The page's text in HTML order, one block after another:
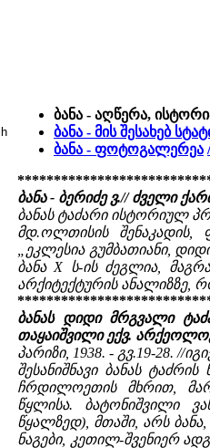
ბანა - აღწერა,
ბანა - მის შესახებ
ბანა - ფოტოგალერეა
ბანა - ბერიძე ვ.// ძველი
ბანას ტაძარი ისტორიულ
მდ.ოლთისის შენაკადის,
„ეკლესია გუმბათიანი,
ბანა X ს-ის ძეგლია,
არქიტექტურის ანალიზზე,
ბანას დიდი მრგვალი
თაყაიშვილი ექვ.
პარიზი, 1938. - გვ.19-28. //
შესანიშნავი ბანას
ჩრდილოეთის მხრით,
წყლისა. ბატონიშვილი
წყალზედ), მთაში, არს
ნაგები, კეთილ-შვენიერ